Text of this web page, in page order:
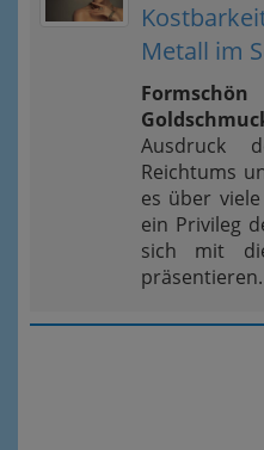
Metall im
Ausdruck
Reichtums
es über
ein Privileg
sich mit
präsentieren.